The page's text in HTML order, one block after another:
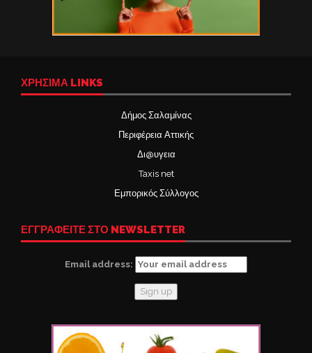
ΧΡΉΣΙΜΑ LINKS
Δήμος Σαλαμίνας
Περιφέρεια Αττικής
Δι@υγεια
Taxis net
Εμπορικός Σύλλογος
ΕΓΓΡΑΦΕΙΤΕ ΣΤΟ NEWSLETTER
Email address: